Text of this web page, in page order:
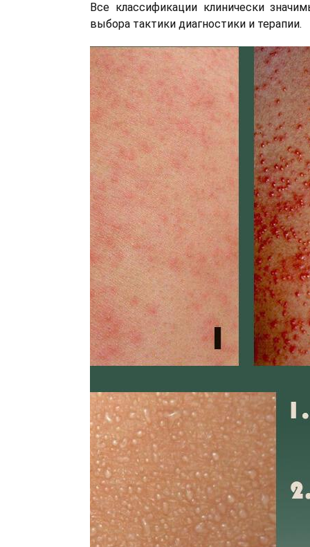
Все классификации клинически
выбора тактики диагностики и терапии.